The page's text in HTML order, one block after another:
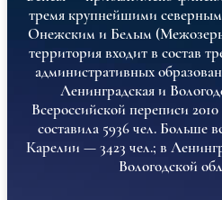
тремя крупнейшими
Онежским и Белым
территория входит в состав
административных
Ленинградская и
Всероссийской переписи
составила 5936 чел. Больше
Карелии — 3423 чел.; в
Вологодской